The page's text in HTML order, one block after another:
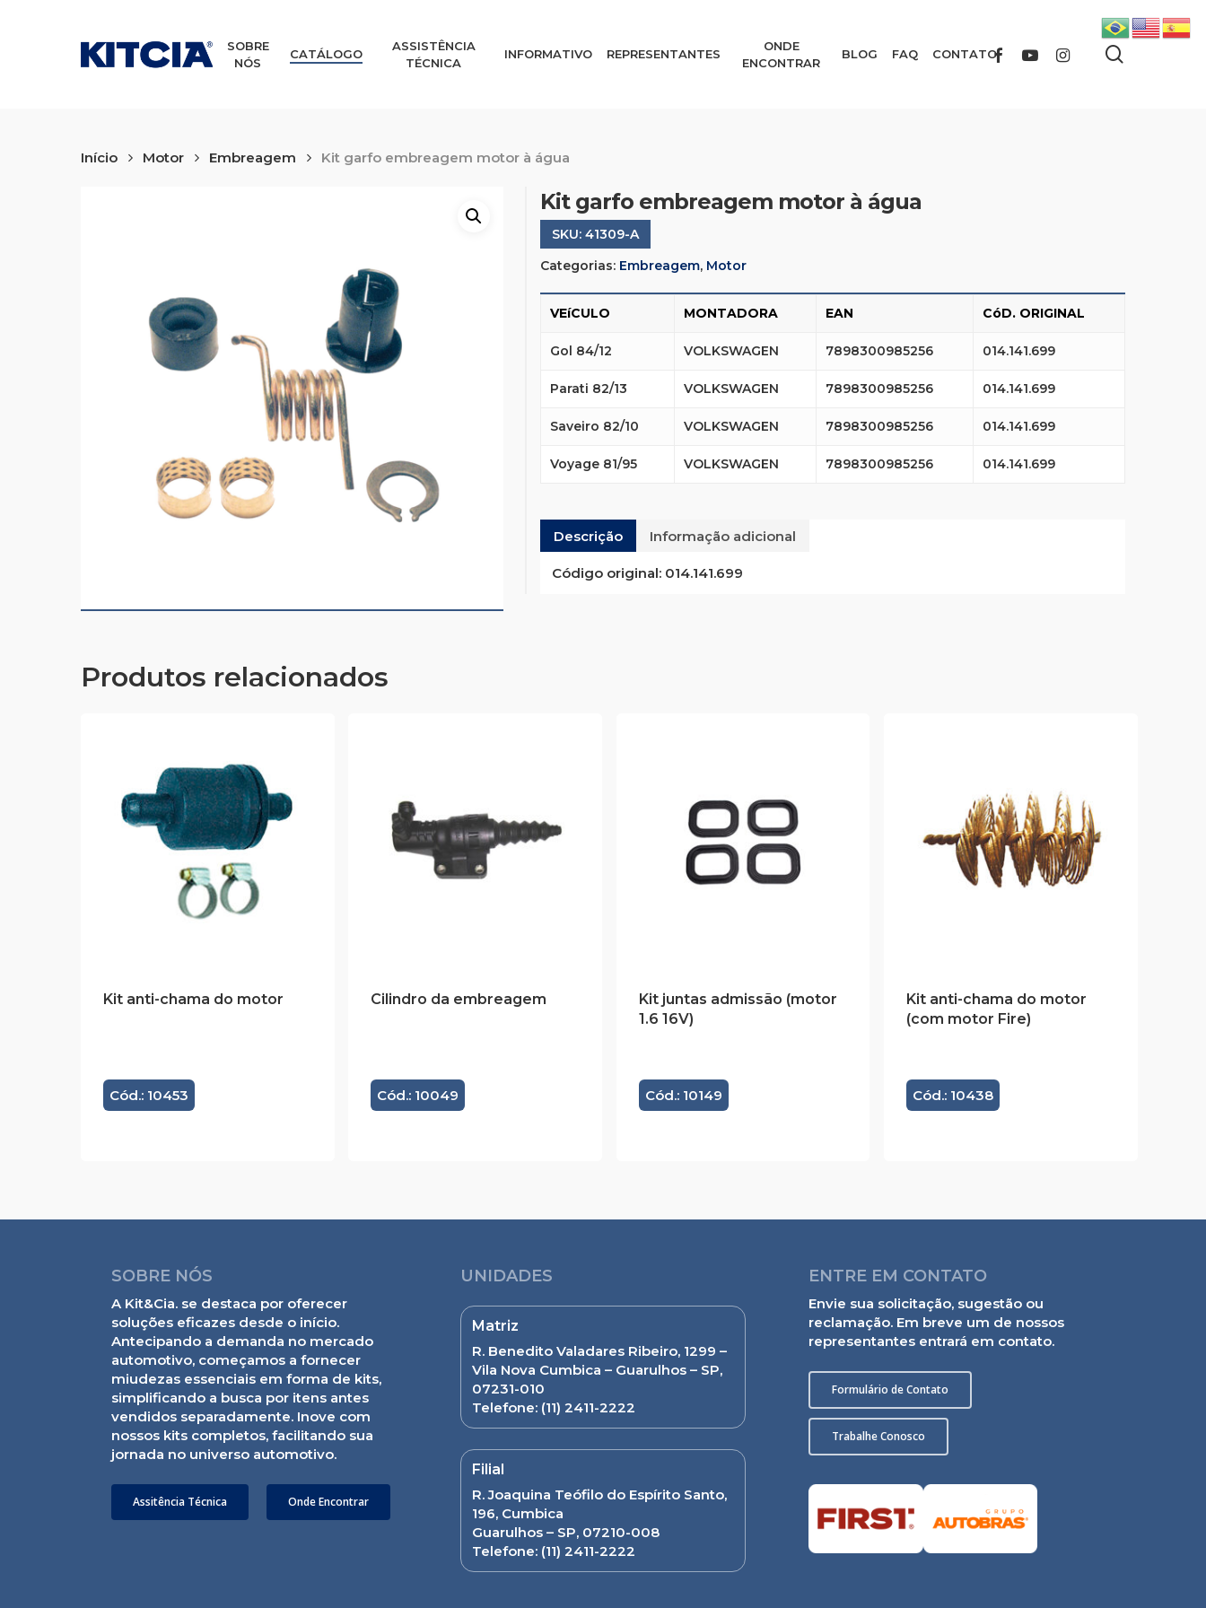
SOBRE
NÓS
CATÁLOGO
ASSISTÊNCIA
TÉCNICA
INFORMATIVO REPRESENTANTES
ONDE
ENCONTRAR
BLOG FAQ CONTATOFACEBOOKYOUTUBEINSTAGRAM
Início Motor Embreagem Kit garfo embreagem motor à água
Kit garfo embreagem motor à água
SKU: 41309-A
Categorias: Embreagem, Motor
VEíCULO MONTADORA EAN CóD. ORIGINAL
Gol 84/12 VOLKSWAGEN 7898300985256 014.141.699
Parati 82/13 VOLKSWAGEN 7898300985256 014.141.699
Saveiro 82/10 VOLKSWAGEN 7898300985256 014.141.699
Voyage 81/95 VOLKSWAGEN 7898300985256 014.141.699
Descrição Informação adicional
Código original:014.141.699
Produtos relacionados
Kit anti-chama do motor
Cód.: 10453
Cilindro da embreagem
Cód.: 10049
Kit juntas admissão (motor
1.6 16V)
Cód.: 10149
Kit anti-chama do motor
(com motor Fire)
Cód.: 10438
SOBRE NÓS
A Kit&Cia. se destaca por oferecer
soluções eficazes desde o início.
Antecipando a demanda no mercado
automotivo, começamos a fornecer
miudezas essenciais em forma de kits,
simplificando a busca por itens antes
vendidos separadamente. Inove com
nossos kits completos, facilitando sua
jornada no universo automotivo.
Assitência Técnica Onde Encontrar
UNIDADES
Matriz
R. Benedito Valadares Ribeiro, 1299 –
Vila Nova Cumbica – Guarulhos – SP,
07231-010
Telefone: (11) 2411-2222
Filial
R. Joaquina Teófilo do Espírito Santo,
196, Cumbica
Guarulhos – SP, 07210-008
Telefone: (11) 2411-2222
ENTRE EM CONTATO
Envie sua solicitação, sugestão ou
reclamação. Em breve um de nossos
representantes entrará em contato.
Formulário de Contato
Trabalhe Conosco